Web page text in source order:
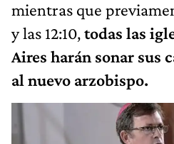
mientras que
y las 12:10,todas las
Aires harán sonar sus
al nuevo arzobispo.